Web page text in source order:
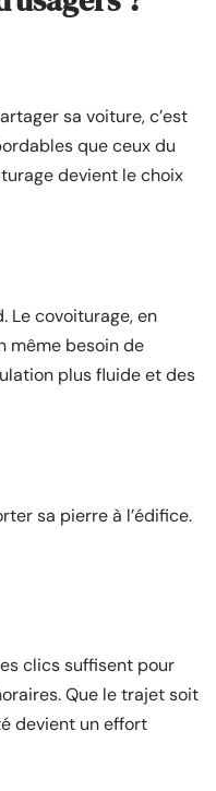
sa voiture, c’est
que ceux du
devient le choix
Le covoiturage, en
même besoin de
plus fluide et des
sa pierre à l’édifice.
clics suffisent pour
Que le trajet soit
devient un effort